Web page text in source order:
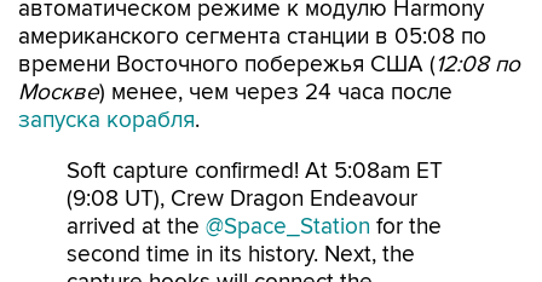
автоматическом режиме к модулю Harmony
американского сегмента станции в 05:08 по
времени Восточного побережья США (12:08 по
Москве) менее, чем через 24 часа после
запуска корабля.
Soft capture confirmed! At 5:08am ET
(9:08 UT), Crew Dragon Endeavour
arrived at the @Space_Station for the
second time in its history. Next, the